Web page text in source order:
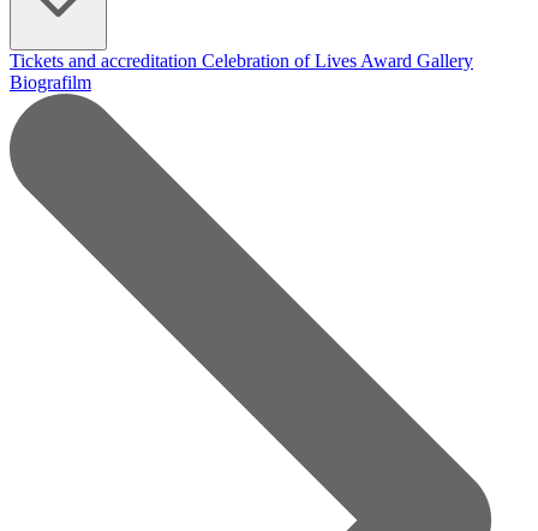
Tickets and accreditation Celebration of Lives Award Gallery
Biografilm